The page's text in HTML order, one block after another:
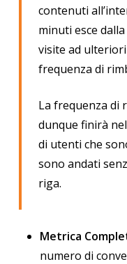
contenuti
minuti esce
visite ad
frequenza di
La frequenza di
dunque finirà
di utenti che
sono andati
riga.
Metrica
numero di